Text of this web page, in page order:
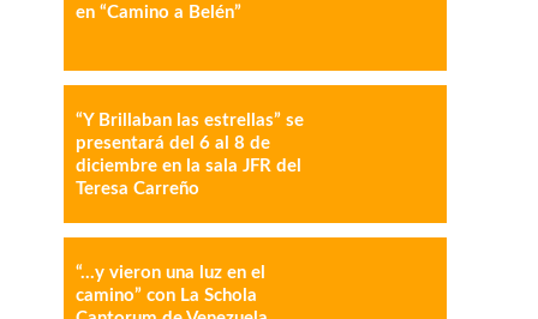
en “Camino a Belén”
“Y Brillaban las estrellas” se
presentará del 6 al 8 de
diciembre en la sala JFR del
Teresa Carreño
“…y vieron una luz en el
camino” con La Schola